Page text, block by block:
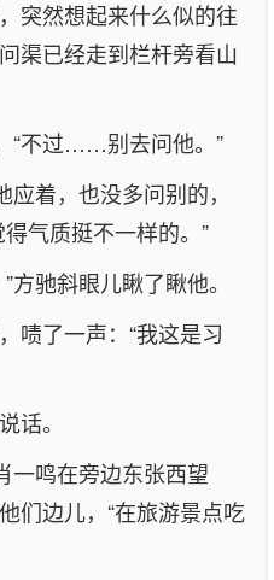
突然想起来什么似的往
渠已经走到栏杆旁看山
“不过……别去问他。”
应着，也没多问别的，
气质挺不一样的。”
方驰斜眼儿瞅了瞅他。
啧了一声：“我这是习
话。
一鸣在旁边东张西望
们边儿，“在旅游景点吃